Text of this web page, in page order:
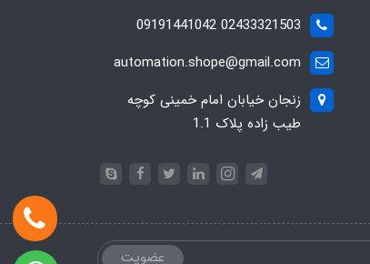
02433321503 09191441042
automation.shope@gmail.com
زنجان خیابان امام خمینی کوچه
طیب زاده پلاک 1.1
عضویت